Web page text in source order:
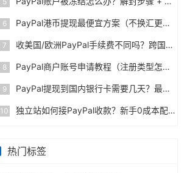
6 PayPal港币提现最便宜方案（不换汇更省钱）
7 收美国/欧洲PayPal手续费不同吗？跨国费率表曝光
8 PayPal商户账号申请教程（注册类型怎么选？避坑指南）
9 PayPal提现到国内银行卡需要几天？最便宜的方法公布
10 独立站如何接PayPal收款？新手0成本配置教程
热门标签